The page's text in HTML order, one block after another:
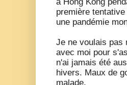
première
une pandémie
Je ne voulais pas
avec moi pour
n'ai jamais été
hivers. Maux de
malade.